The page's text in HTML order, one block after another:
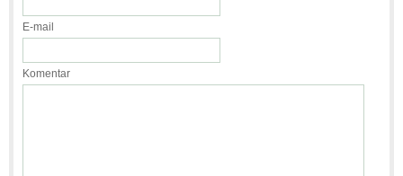
E-mail
Komentar